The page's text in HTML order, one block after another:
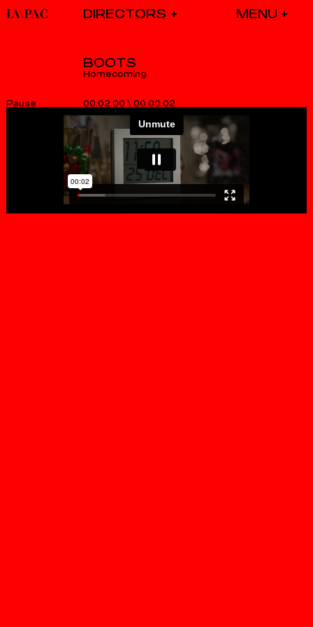
DIRECTORS
00.02.00 \ 00.00.02
BOOTS
Homecoming